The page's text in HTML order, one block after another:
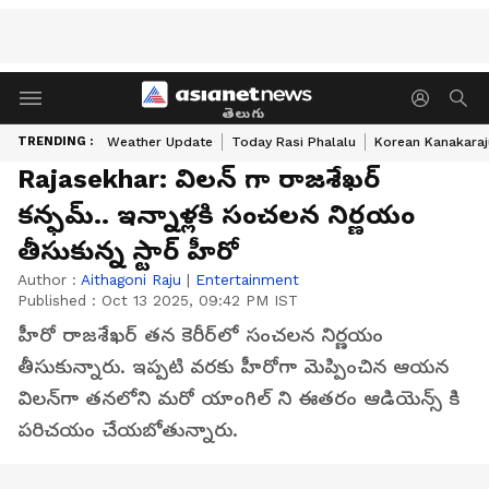
తెలుగు
TRENDING : Weather Update Today Rasi Phalalu Korean
Rajasekhar: విలన్‌ గా రాజశేఖర్‌
కన్ఫమ్‌.. ఇన్నాళ్లకి సంచలన నిర్ణయం
తీసుకున్న స్టార్‌ హీరో
Author : Aithagoni Raju | Entertainment
Published : Oct 13 2025, 09:42 PM IST
హీరో రాజశేఖర్‌ తన కెరీర్‌లో సంచలన నిర్ణయం
తీసుకున్నారు. ఇప్పటి వరకు హీరోగా మెప్పించిన ఆయన
విలన్‌గా తనలోని మరో యాంగిల్‌ ని ఈతరం ఆడియెన్స్ కి
పరిచయం చేయబోతున్నారు.